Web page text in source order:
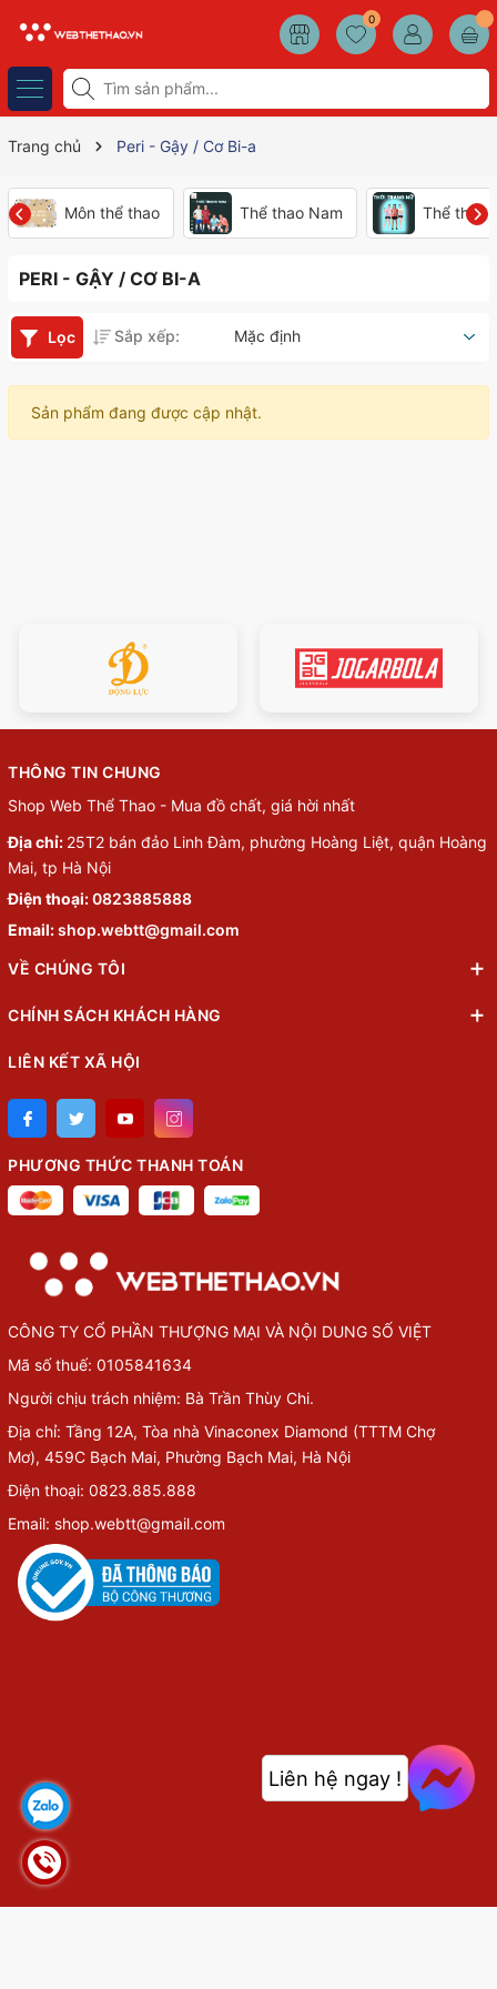
0
Trang chủ Peri - Gậy / Cơ Bi-a
Môn thể thao Thể thao Nam Thể thao
PERI - GẬY / CƠ BI-A
Lọc Sắp xếp: Mặc định
Sản phẩm đang được cập nhật.
THÔNG TIN CHUNG
Shop Web Thể Thao - Mua đồ chất, giá hời nhất
Địa chỉ: 25T2 bán đảo Linh Đàm, phường Hoàng Liệt, quận Hoàng
Mai, tp Hà Nội
Điện thoại:0823885888
Email:shop.webtt@gmail.com
VỀ CHÚNG TÔI
CHÍNH SÁCH KHÁCH HÀNG
LIÊN KẾT XÃ HỘI
PHƯƠNG THỨC THANH TOÁN
CÔNG TY CỔ PHẦN THƯỢNG MẠI VÀ NỘI DUNG SỐ VIỆT
Mã số thuế: 0105841634
Người chịu trách nhiệm: Bà Trần Thùy Chi.
Địa chỉ: Tầng 12A, Tòa nhà Vinaconex Diamond (TTTM Chợ
Mơ), 459C Bạch Mai, Phường Bạch Mai, Hà Nội
Điện thoại: 0823.885.888
Email: shop.webtt@gmail.com
Liên hệ ngay !